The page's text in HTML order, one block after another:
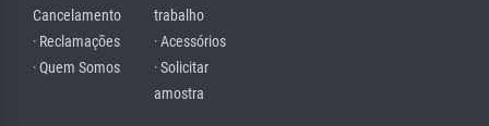
Cancelamento
· Reclamações
· Quem Somos
trabalho
· Acessórios
· Solicitar
amostra